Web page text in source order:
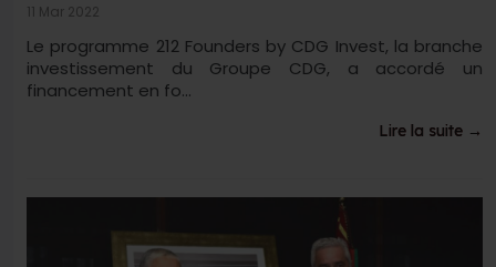
11 Mar 2022
Le programme 212 Founders by CDG Invest, la branche
investissement du Groupe CDG, a accordé un
financement en fo...
Lire la suite →